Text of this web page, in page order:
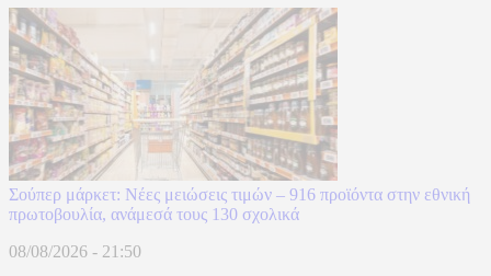
Σούπερ μάρκετ: Νέες μειώσεις τιμών – 916 προϊόντα στην εθνική
πρωτοβουλία, ανάμεσά τους 130 σχολικά
08/08/2026 - 21:50